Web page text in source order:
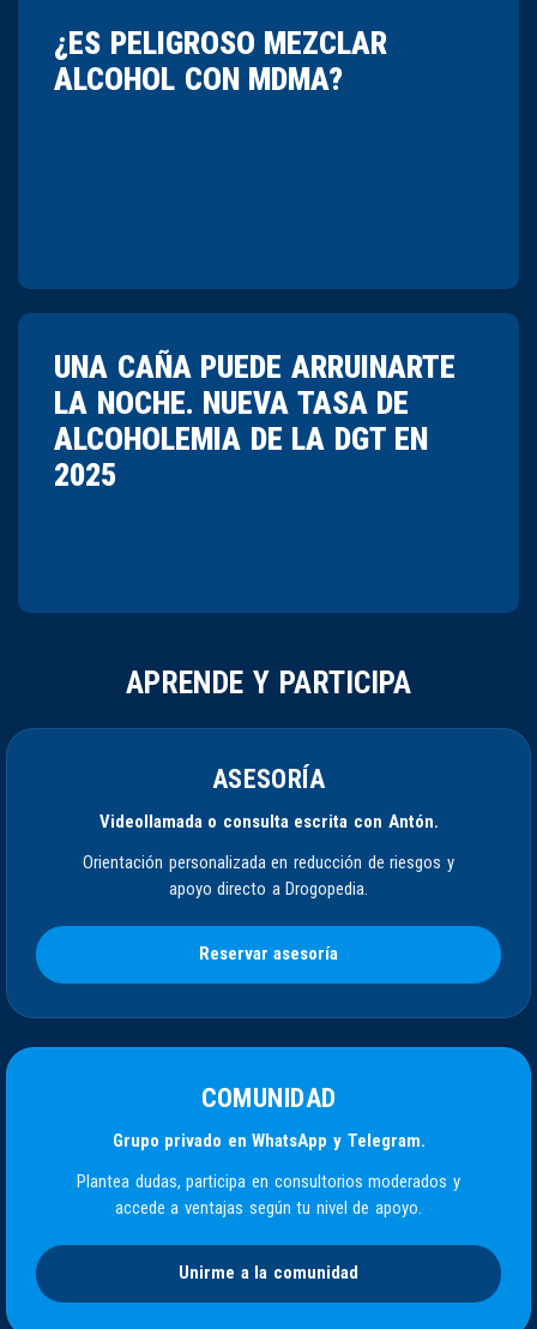
¿ES PELIGROSO MEZCLAR
ALCOHOL CON MDMA?
UNA CAÑA PUEDE ARRUINARTE
LA NOCHE. NUEVA TASA DE
ALCOHOLEMIA DE LA DGT EN
2025
APRENDE Y PARTICIPA
ASESORÍA
Videollamada o consulta escrita con Antón.
Orientación personalizada en reducción de riesgos y
apoyo directo a Drogopedia.
Reservar asesoría
COMUNIDAD
Grupo privado en WhatsApp y Telegram.
Plantea dudas, participa en consultorios moderados y
accede a ventajas según tu nivel de apoyo.
Unirme a la comunidad